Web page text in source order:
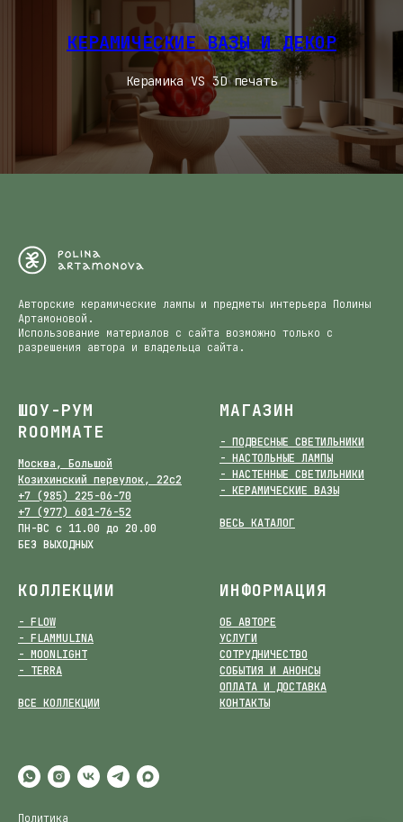
КЕРАМИЧЕСКИЕ ВАЗЫ И ДЕКОР
Керамика VS 3D печать
Авторские керамические лампы и предметы интерьера Полины
Артамоновой.
Использование материалов с сайта возможно только с
разрешения автора и владельца сайта.
ШОУ-РУМ
ROOMMATE
Москва, Большой
Козихинский переулок, 22с2
+7 (985) 225-06-70
+7 (977) 601-76-52
ПН-ВС с 11.00 до 20.00
БЕЗ ВЫХОДНЫХ
МАГАЗИН
- ПОДВЕСНЫЕ СВЕТИЛЬНИКИ
- НАСТОЛЬНЫЕ ЛАМПЫ
- НАСТЕННЫЕ СВЕТИЛЬНИКИ
- КЕРАМИЧЕСКИЕ ВАЗЫ
ВЕСЬ КАТАЛОГ
КОЛЛЕКЦИИ
- FLOW
- FLAMMULINA
- MOONLIGHT
- TERRA
ВСЕ КОЛЛЕКЦИИ
ИНФОРМАЦИЯ
ОБ АВТОРЕ
УСЛУГИ
СОТРУДНИЧЕСТВО
СОБЫТИЯ И АНОНСЫ
ОПЛАТА И ДОСТАВКА
КОНТАКТЫ
Политика